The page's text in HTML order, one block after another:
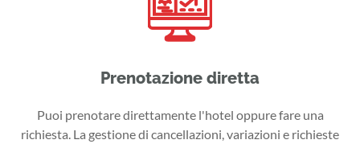
Prenotazione diretta
Puoi prenotare direttamente l'hotel oppure fare una
richiesta. La gestione di cancellazioni, variazioni e richieste